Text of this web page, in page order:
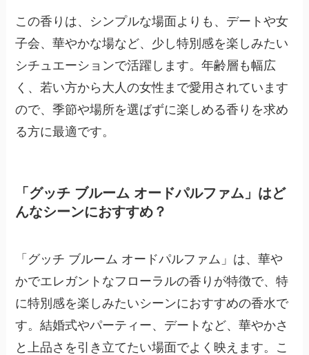
この香りは、シンプルな場面よりも、デートや女
子会、華やかな場など、少し特別感を楽しみたい
シチュエーションで活躍します。年齢層も幅広
く、若い方から大人の女性まで愛用されています
ので、季節や場所を選ばずに楽しめる香りを求め
る方に最適です。
「グッチ ブルーム オードパルファム」はど
んなシーンにおすすめ？
「グッチ ブルーム オードパルファム」は、華や
かでエレガントなフローラルの香りが特徴で、特
に特別感を楽しみたいシーンにおすすめの香水で
す。結婚式やパーティー、デートなど、華やかさ
と上品さを引き立てたい場面でよく映えます。こ